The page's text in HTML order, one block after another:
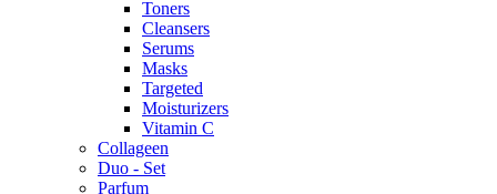
Toners
Cleansers
Serums
Masks
Targeted
Moisturizers
Vitamin C
Collageen
Duo - Set
Parfum